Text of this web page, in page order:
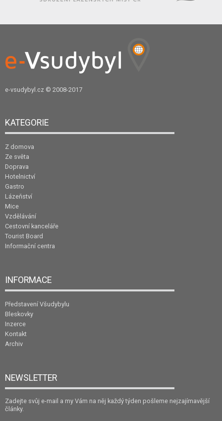
e-vsudybyl.cz © 2008-2017
KATEGORIE
Z domova
Ze světa
Doprava
Hotelnictví
Gastro
Lázeňství
Mice
Vzdělávání
Cestovní kanceláře
Tourist Board
Informační centra
INFORMACE
Představení Všudybylu
Bleskovky
Inzerce
Kontakt
Archiv
NEWSLETTER
Zadejte svůj e-mail a my Vám na něj každý týden pošleme nejzajímavější
články.